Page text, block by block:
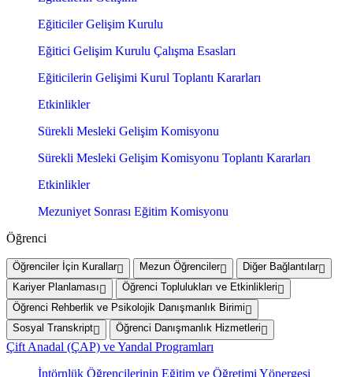
Eğiticiler Gelişim Kurulu
Eğitici Gelişim Kurulu Çalışma Esasları
Eğiticilerin Gelişimi Kurul Toplantı Kararları
Etkinlikler
Sürekli Mesleki Gelişim Komisyonu
Sürekli Mesleki Gelişim Komisyonu Toplantı Kararları
Etkinlikler
Mezuniyet Sonrası Eğitim Komisyonu
Öğrenci
Öğrenciler İçin Kurallar Mezun Öğrenciler
Diğer Bağlantılar
Kariyer Planlaması
Öğrenci Toplulukları ve Etkinlikleri
Öğrenci Rehberlik ve Psikolojik Danışmanlık Birimi
Sosyal Transkript
Öğrenci Danışmanlık Hizmetleri
Çift Anadal (ÇAP) ve Yandal Programları
İntörnlük Öğrencilerinin Eğitim ve Öğretimi Yönergesi